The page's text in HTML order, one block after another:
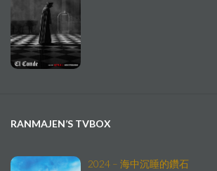
RANMAJEN’S TVBOX
2024 – 海中沉睡的鑽石